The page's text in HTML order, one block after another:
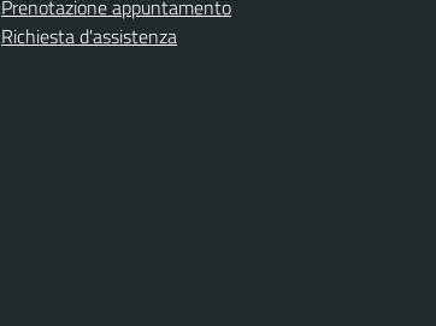
Prenotazione appuntamento
Richiesta d'assistenza